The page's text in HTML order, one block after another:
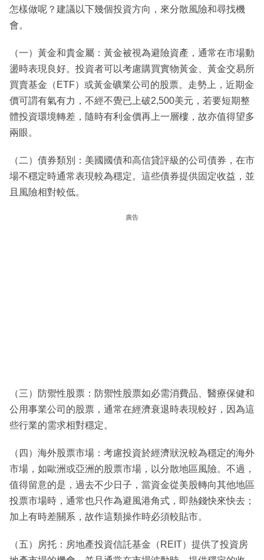
怎樣做呢？建議以下幾個投資方向，來分散風險和尋找機
會。
（一）黃金和貴金屬：黃金被視為避險資產，通常在市場動
盪時表現良好。投資者可以考慮購買實物黃金、黃金交易所
買賣基金（ETF）或黃金礦業公司的股票。走勢上，近期金
價可謂有氣有力，不經不覺已上破2,500美元，若要短期整
體投資環境轉差，隨時有利金價再上一層樓，故亦值得望多
兩眼。
（二）債券類別：美國國債和高信貸評級的公司債券，在市
場不穩定時通常表現較為穩定。這些債券提供固定收益，並
且風險相對較低。
廣告
（三）防禦性股票：防禦性股票如必需消費品、醫療保健和
公用事業公司的股票，通常在經濟衰退時表現較好，因為這
些行業的需求相對穩定。
（四）海外股票市場：考慮投資於經濟狀況較為穩定的海外
市場，如歐洲或亞洲的股票市場，以分散地區風險。不過，
值得留意的是，過去不少日子，當資金從美股轉向其他地區
投票市場時，通常也只作為避風港角式，即熱錢快來快去；
加上有時差關系，故作這類操作時必須較貼市。
（五）房托：房地產投資信託基金（REIT）提供了投資房